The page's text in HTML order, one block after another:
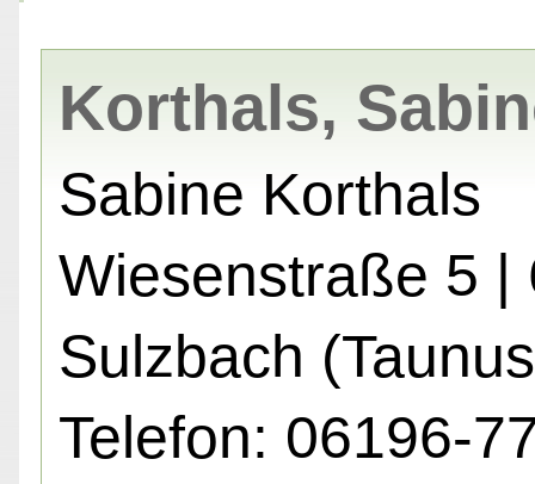
Korthals,
Sabine Korthals
Wiesenstraße 5 |
Sulzbach
Telefon: 06196-